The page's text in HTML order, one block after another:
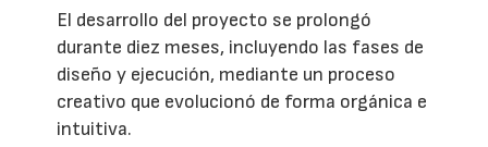
El desarrollo del proyecto se prolongó
durante diez meses, incluyendo las fases de
diseño y ejecución, mediante un proceso
creativo que evolucionó de forma orgánica e
intuitiva.